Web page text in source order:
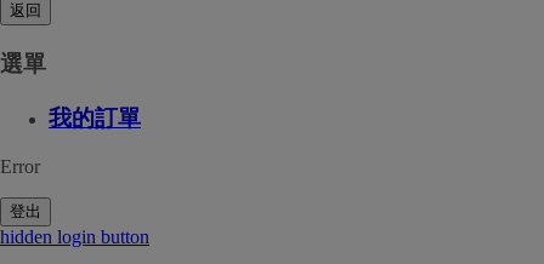
返回
選單
我的訂單
Error
登出
hidden login button